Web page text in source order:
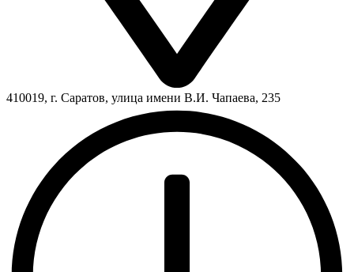
410019, г. Саратов, улица имени В.И. Чапаева, 235